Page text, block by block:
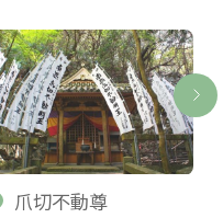
爪切不動尊